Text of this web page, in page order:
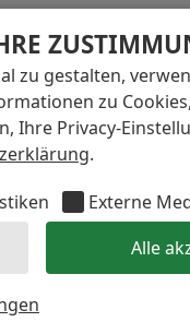
zu gestalten,
zu
Ihre Privacy-
.
Externe
Alle